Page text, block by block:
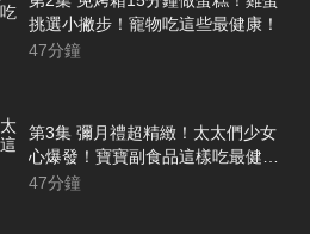
挑選小撇步！寵物吃這些最健康！
47分鐘
第3集 彌月禮超精緻！太太們少女
心爆發！寶寶副食品這樣吃最健
康！
47分鐘